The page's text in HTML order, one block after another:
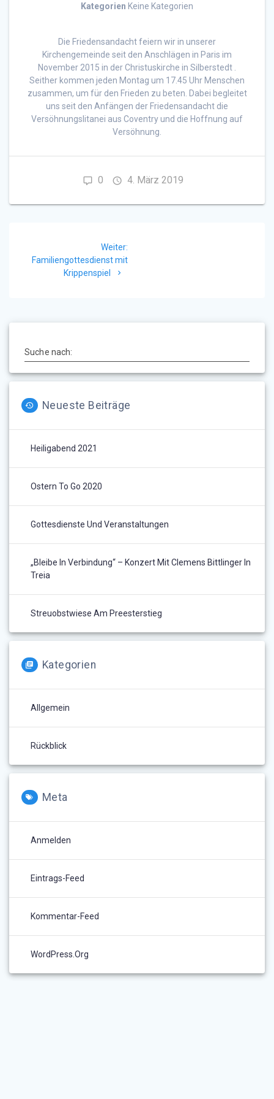
Kategorien Keine Kategorien
Die Friedensandacht feiern wir in unserer
Kirchengemeinde seit den Anschlägen in Paris im
November 2015 in der Christuskirche in Silberstedt .
Seither kommen jeden Montag um 17.45 Uhr Menschen
zusammen, um für den Frieden zu beten. Dabei begleitet
uns seit den Anfängen der Friedensandacht die
Versöhnungslitanei aus Coventry und die Hoffnung auf
Versöhnung.
0 4. März 2019
Weiter:
Beitrag:
Familiengottesdienst mit
Krippenspiel
Suche nach:
Neueste Beiträge
Heiligabend 2021
Ostern To Go 2020
Gottesdienste Und Veranstaltungen
„Bleibe In Verbindung“ – Konzert Mit Clemens Bittlinger In
Treia
Streuobstwiese Am Preesterstieg
Kategorien
Allgemein
Rückblick
Meta
Anmelden
Eintrags-Feed
Kommentar-Feed
WordPress.org